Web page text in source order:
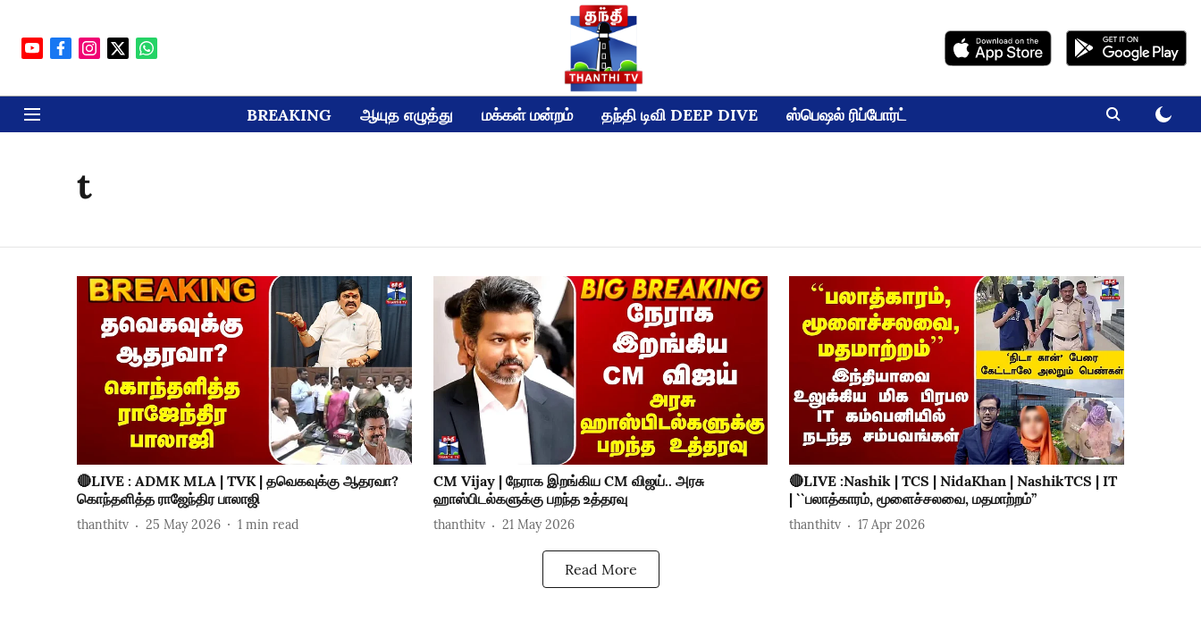
BREAKING ஆயுத எழுத்து மக்கள் மன்றம் தந்தி டிவி DEEP DIVE ஸ்பெஷல் ரிப்போர்ட்
t
🔴LIVE : ADMK MLA | TVK | தவெகவுக்கு ஆதரவா?
கொந்தளித்த ராஜேந்திர பாலாஜி
thanthitv 25 May 2026 1 min read
CM Vijay | நேராக இறங்கிய CM விஜய்.. அரசு
ஹாஸ்பிடல்களுக்கு பறந்த உத்தரவு
thanthitv 21 May 2026
🔴LIVE :Nashik | TCS | NidaKhan | NashikTCS | IT
| ``பலாத்காரம், மூளைச்சலவை, மதமாற்றம்’’
thanthitv 17 Apr 2026
Read More